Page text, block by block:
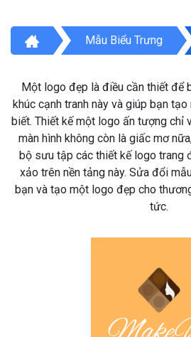
Mẫu Biểu Trưng
Một logo đẹp là điều cần thiết để
khúc cạnh tranh này và giúp bạn
biết. Thiết kế một logo ấn tượng chỉ
màn hình không còn là giấc mơ
bộ sưu tập các thiết kế logo trang
xảo trên nền tảng này. Sửa đổi
bạn và tạo một logo đẹp cho
tức.